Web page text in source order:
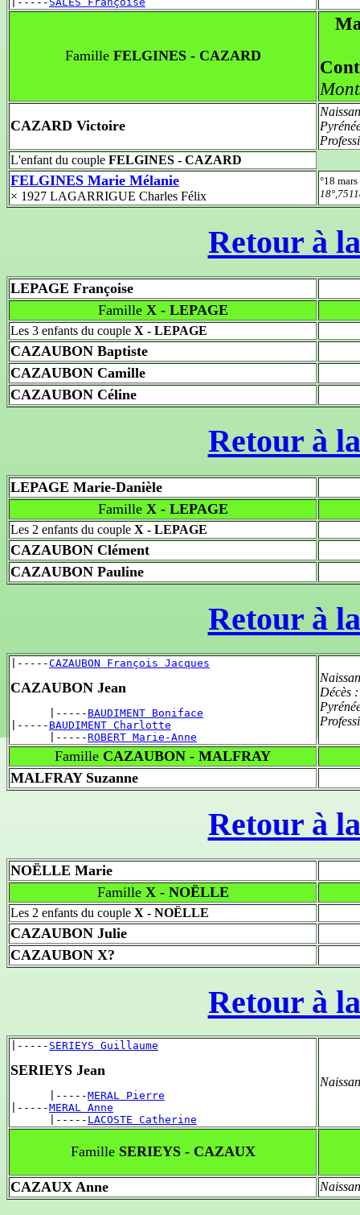
FamilleFELGINES - CAZARD
CAZARD Victoire
L'enfant du couple FELGINES - CAZARD
FELGINES Marie Mélanie
× 1927 LAGARRIGUE Charles Félix
°18
Retour à
LEPAGE Françoise
FamilleX - LEPAGE
Les 3 enfants du couple X - LEPAGE
CAZAUBON Baptiste
CAZAUBON Camille
CAZAUBON Céline
Retour à
LEPAGE Marie-Danièle
FamilleX - LEPAGE
Les 2 enfants du couple X - LEPAGE
CAZAUBON Clément
CAZAUBON Pauline
Retour à
|-----CAZAUBON François Jacques
CAZAUBON Jean
      |-----
BAUDIMENT Boniface
|----- BAUDIMENT Charlotte
      |-----
ROBERT Marie-Anne
Décès
Famille CAZAUBON - MALFRAY
MALFRAY Suzanne
Retour à
NOËLLE Marie
FamilleX - NOËLLE
Les 2 enfants du couple X - NOËLLE
CAZAUBON Julie
CAZAUBON X?
Retour à
|----- SERIEYS Guillaume
SERIEYS Jean
      |-----
MERAL Pierre
|-----MERAL Anne
      |-----
LACOSTE Catherine
FamilleSERIEYS - CAZAUX
CAZAUX Anne